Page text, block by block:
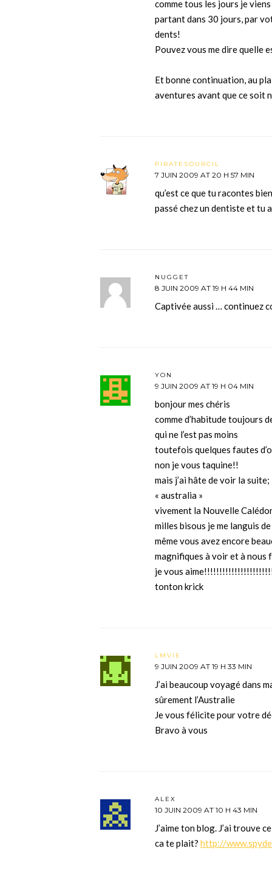
comme tous les jours je
partant dans 30 jours, par
dents!
Pouvez vous me dire quelle
Et bonne continuation, au
aventures avant que ce soit
PIRATESOURCIL
7 JUIN 2009 AT 20 H 57 MIN
qu’est ce que tu racontes
passé chez un dentiste et tu
NUGGET
8 JUIN 2009 AT 19 H 44 MIN
Captivée aussi … continuez
YON
9 JUIN 2009 AT 19 H 04 MIN
bonjour mes chéris
comme d’habitude toujours
qui ne l’est pas moins
toutefois quelques fautes
non je vous taquine!!
mais j’ai hâte de voir la suite;
« australia »
vivement la Nouvelle
milles bisous je me languis
même vous avez encore
magnifiques à voir et à nous
je vous
tonton krick
LMVIE
9 JUIN 2009 AT 19 H 33 MIN
J’ai beaucoup voyagé dans
sûrement l’Australie
Je vous félicite pour votre
Bravo à vous
ALEX
10 JUIN 2009 AT 10 H 43 MIN
J’aime ton blog. J’ai trouve
ca te plait? http://